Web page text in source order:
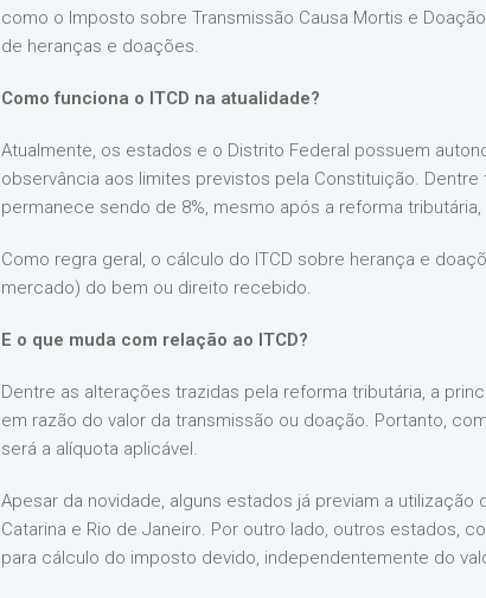
como o Imposto sobre Transmissão Causa Mortis e
de heranças e doações.
Como funciona o ITCD na atualidade?
Atualmente, os estados e o Distrito Federal possuem
observância aos limites previstos pela Constituição.
permanece sendo de 8%, mesmo após a reforma
Como regra geral, o cálculo do ITCD sobre herança e
mercado) do bem ou direito recebido.
E o que muda com relação ao ITCD?
Dentre as alterações trazidas pela reforma tributária, a
em razão do valor da transmissão ou doação. Portanto,
será a alíquota aplicável.
Apesar da novidade, alguns estados já previam a
Catarina e Rio de Janeiro. Por outro lado, outros estados,
para cálculo do imposto devido, independentemente do